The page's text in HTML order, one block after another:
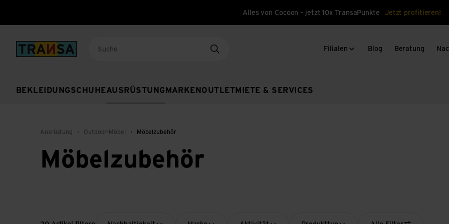
Alles von Cocoon – jetzt 10x TransaPunkte Jetzt profitieren!
Back to home
BEKLEIDUNGSCHUHEAUSRÜSTUNG MARKEN OUTLET MIETE & SERVICES
Filialen Blog Beratung
Ausrüstung Outdoor-Möbel Möbelzubehör
Möbelzubehör